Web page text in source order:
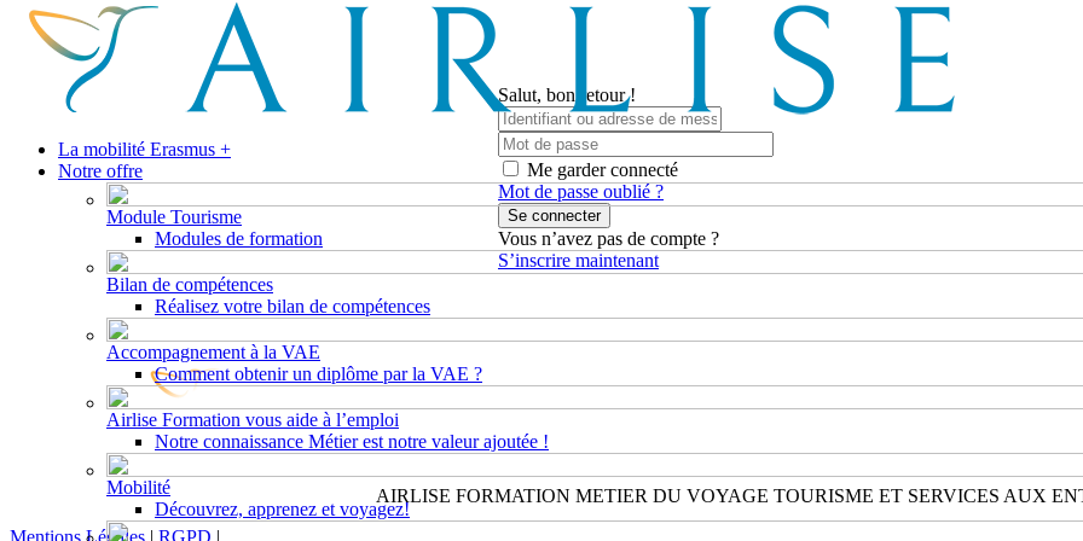
La mobilité Erasmus +
Notre offre
Module Tourisme
Modules de formation
Bilan de compétences
Réalisez votre bilan de compétences
Accompagnement à la VAE
Comment obtenir un diplôme par la VAE ?
Airlise Formation vous aide à l’emploi
Notre connaissance Métier est notre valeur ajoutée !
Mobilité
Découvrez, apprenez et voyagez!
Salut, bon retour !
Me garder connecté
Mot de passe oublié ?
Se connecter
Vous n’avez pas de compte ?
S’inscrire maintenant
AIRLISE FORMATION METIER DU VOYAGE TOURISME ET SERVICES AUX
Mentions Légales | RGPD |